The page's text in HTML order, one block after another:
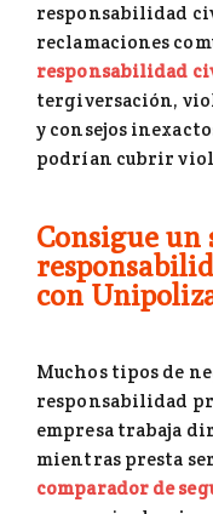
responsabilidad
reclamaciones
responsabilidad
tergiversación,
y consejos
podrían cubrir
Consigue un
con
Muchos tipos de
responsabilidad
empresa trabaja
mientras presta
comparador de